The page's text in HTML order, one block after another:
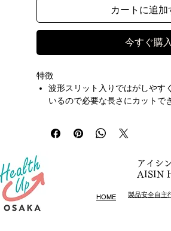
カートに追加
今すぐ購入
特徴
波形スリット入りではがしやす
いるので必要な長さにカットで
す。
仕様
用途：褥瘡対策などにおける
類の固定に。
アイシ
AISIN
HOME 製品安全自主